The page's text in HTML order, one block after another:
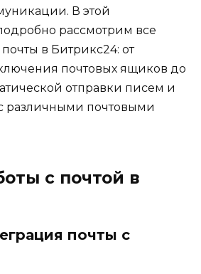
В этой
рассмотрим все
в Битрикс24: от
почтовых ящиков до
отправки писем и
различными почтовыми
с почтой в
почты с